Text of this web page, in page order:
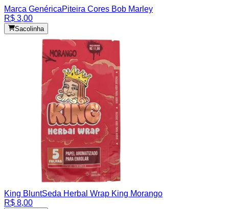
Marca GenéricaPiteira Cores Bob Marley
R$ 3,00
Sacolinha
King BluntSeda Herbal Wrap King Morango
R$ 8,00